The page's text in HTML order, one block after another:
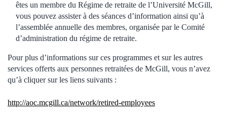
êtes un membre du Régime de retraite de l’Université McGill,
vous pouvez assister à des séances d’information ainsi qu’à
l’assemblée annuelle des membres, organisée par le Comité
d’administration du régime de retraite.
Pour plus d’informations sur ces programmes et sur les autres
services offerts aux personnes retraitées de McGill, vous n’avez
qu’à cliquer sur les liens suivants :
http://aoc.mcgill.ca/network/retired-employees